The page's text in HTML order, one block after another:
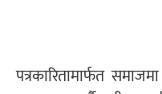
पत्रकारितामार्फत